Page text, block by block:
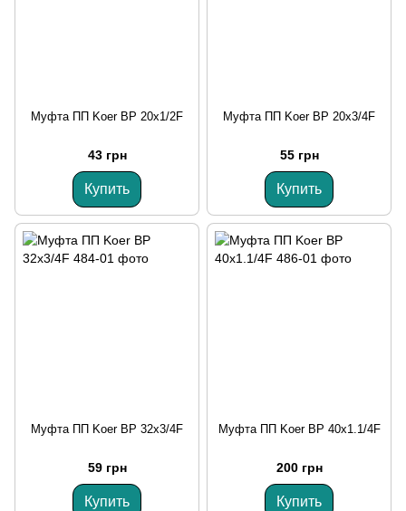
Муфта ПП Koer ВР 20x1/2F
43 грн
Купить
Муфта ПП Koer ВР 20x3/4F
55 грн
Купить
Муфта ПП Koer ВР 32x3/4F
59 грн
Купить
Муфта ПП Koer ВР 40x1.1/4F
200 грн
Купить